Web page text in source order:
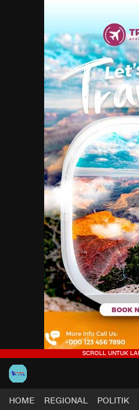
HOME REGIONAL POLITIK